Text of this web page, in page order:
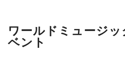
ワールドミュージ
ベント